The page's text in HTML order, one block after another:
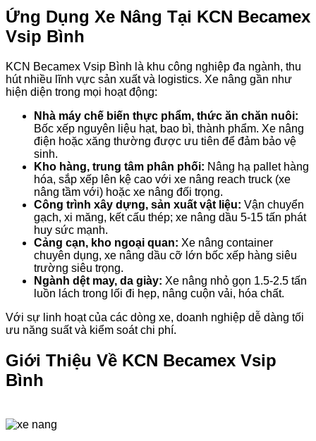
Ứng Dụng Xe Nâng Tại KCN Becamex
Vsip Bình
KCN Becamex Vsip Bình là khu công nghiệp đa ngành, thu
hút nhiều lĩnh vực sản xuất và logistics. Xe nâng gần như
hiện diện trong mọi hoạt động:
Nhà máy chế biến thực phẩm, thức ăn chăn nuôi:
Bốc xếp nguyên liệu hạt, bao bì, thành phẩm. Xe nâng
điện hoặc xăng thường được ưu tiên để đảm bảo vệ
sinh.
Kho hàng, trung tâm phân phối: Nâng hạ pallet hàng
hóa, sắp xếp lên kệ cao với xe nâng reach truck (xe
nâng tầm với) hoặc xe nâng đối trọng.
Công trình xây dựng, sản xuất vật liệu: Vận chuyển
gạch, xi măng, kết cấu thép; xe nâng dầu 5-15 tấn phát
huy sức mạnh.
Cảng cạn, kho ngoại quan: Xe nâng container
chuyên dụng, xe nâng dầu cỡ lớn bốc xếp hàng siêu
trường siêu trọng.
Ngành dệt may, da giày: Xe nâng nhỏ gọn 1.5-2.5 tấn
luồn lách trong lối đi hẹp, nâng cuộn vải, hóa chất.
Với sự linh hoạt của các dòng xe, doanh nghiệp dễ dàng tối
ưu năng suất và kiểm soát chi phí.
Giới Thiệu Về KCN Becamex Vsip
Bình